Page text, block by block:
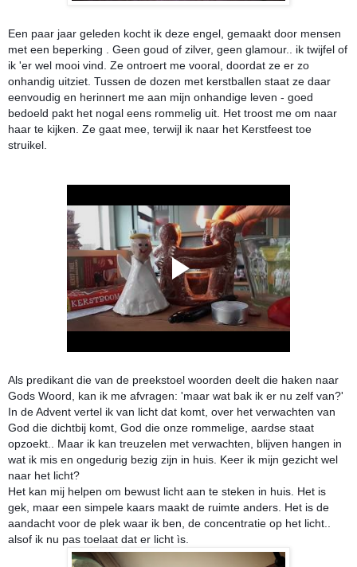
Een paar jaar geleden kocht ik deze engel, gemaakt door mensen
met een beperking . Geen goud of zilver, geen glamour.. ik twijfel of
ik 'er wel mooi vind. Ze ontroert me vooral, doordat ze er zo
onhandig uitziet. Tussen de dozen met kerstballen staat ze daar
eenvoudig en herinnert me aan mijn onhandige leven - goed
bedoeld pakt het nogal eens rommelig uit. Het troost me om naar
haar te kijken. Ze gaat mee, terwijl ik naar het Kerstfeest toe
struikel.
Als predikant die van de preekstoel woorden deelt die haken naar
Gods Woord, kan ik me afvragen: 'maar wat bak ik er nu zelf van?'
In de Advent vertel ik van licht dat komt, over het verwachten van
God die dichtbij komt, God die onze rommelige, aardse staat
opzoekt.. Maar ik kan treuzelen met verwachten, blijven hangen in
wat ik mis en ongedurig bezig zijn in huis. Keer ik mijn gezicht wel
naar het licht?
Het kan mij helpen om bewust licht aan te steken in huis. Het is
gek, maar een simpele kaars maakt de ruimte anders. Het is de
aandacht voor de plek waar ik ben, de concentratie op het licht..
alsof ik nu pas toelaat dat er licht ìs.